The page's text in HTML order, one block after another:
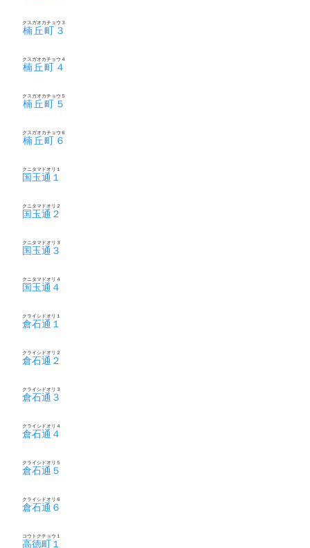
楠丘町３
クスガオカチョウ３
楠丘町４
クスガオカチョウ４
楠丘町５
クスガオカチョウ５
楠丘町６
クスガオカチョウ６
国玉通１
クニタマドオリ１
国玉通２
クニタマドオリ２
国玉通３
クニタマドオリ３
国玉通４
クニタマドオリ４
倉石通１
クライシドオリ１
倉石通２
クライシドオリ２
倉石通３
クライシドオリ３
倉石通４
クライシドオリ４
倉石通５
クライシドオリ５
倉石通６
クライシドオリ６
高徳町１
コウトクチョウ１